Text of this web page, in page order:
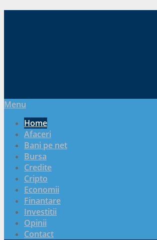
Menu
Home
Afaceri
Bani pe net
Bursa
Credite
Cripto
Economii
Finantare
Investitii
Opinii
Contact